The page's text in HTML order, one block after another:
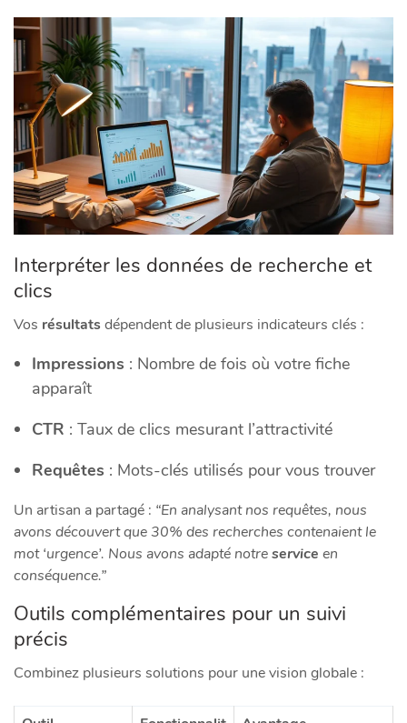
Interpréter les données de recherche et
clics
Vos résultatsdépendent de plusieurs indicateurs clés :
Impressions : Nombre de fois où votre fiche
apparaît
CTR : Taux de clics mesurant l’attractivité
Requêtes : Mots-clés utilisés pour vous trouver
Un artisan a partagé : “En analysant nos requêtes, nous
avons découvert que 30% des recherches contenaient le
mot ‘urgence’. Nous avons adapté notreservice en
conséquence.”
Outils complémentaires pour un suivi
précis
Combinez plusieurs solutions pour une vision globale :